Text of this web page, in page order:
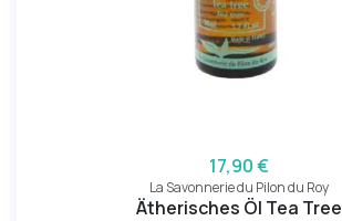
17,90 €
La Savonnerie du Pilon du Roy
Ätherisches Öl Tea Tree